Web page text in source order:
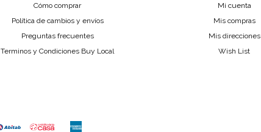
Cómo comprar
Política de cambios y envíos
Preguntas frecuentes
Terminos y Condiciones Buy Local
Mi cuenta
Mis compras
Mis direcciones
Wish List